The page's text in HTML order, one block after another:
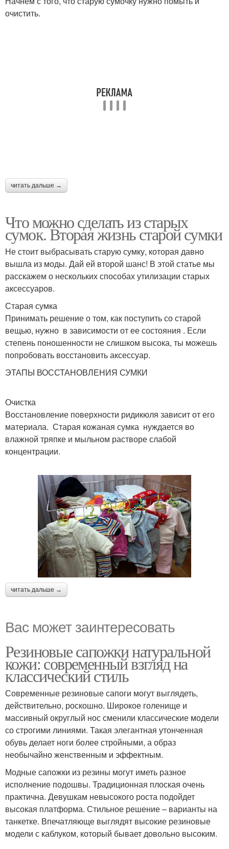
очистить.
читать дальше →
Что можно сделать из старых
сумок. Вторая жизнь старой сумки
Не стоит выбрасывать старую сумку, которая давно
вышла из моды. Дай ей второй шанс! В этой статье мы
расскажем о нескольких способах утилизации старых
аксессуаров.
Старая сумка
Принимать решение о том, как поступить со старой
вещью, нужно в зависимости от ее состояния . Если
степень поношенности не слишком высока, ты можешь
попробовать восстановить аксессуар.
ЭТАПЫ ВОССТАНОВЛЕНИЯ СУМКИ
Очистка
Восстановление поверхности ридикюля зависит от его
материала. Старая кожаная сумка нуждается во
влажной тряпке и мыльном растворе слабой
концентрации.
читать дальше →
Вас может заинтересовать
Резиновые сапожки натуральной
кожи: современный взгляд на
классический стиль
Современные резиновые сапоги могут выглядеть,
действительно, роскошно. Широкое голенище и
массивный округлый нос сменили классические модели
со строгими линиями. Такая элегантная утонченная
обувь делает ноги более стройными, а образ
необычайно женственным и эффектным.
Модные сапожки из резины могут иметь разное
исполнение подошвы. Традиционная плоская очень
практична. Девушкам невысокого роста подойдет
высокая платформа. Стильное решение – варианты на
танкетке. Впечатляюще выглядят высокие резиновые
модели с каблуком, который бывает довольно высоким.